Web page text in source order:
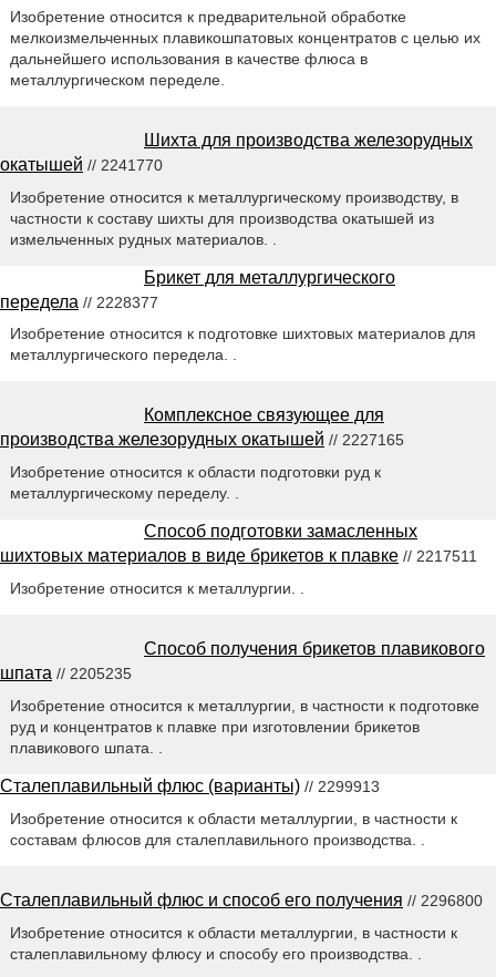
Изобретение относится к предварительной обработке
мелкоизмельченных плавикошпатовых концентратов с целью их
дальнейшего использования в качестве флюса в
металлургическом переделе.
Шихта для производства железорудных
окатышей // 2241770
Изобретение относится к металлургическому производству, в
частности к составу шихты для производства окатышей из
измельченных рудных материалов. .
Брикет для металлургического
передела // 2228377
Изобретение относится к подготовке шихтовых материалов для
металлургического передела. .
Комплексное связующее для
производства железорудных окатышей // 2227165
Изобретение относится к области подготовки руд к
металлургическому переделу. .
Способ подготовки замасленных
шихтовых материалов в виде брикетов к плавке // 2217511
Изобретение относится к металлургии. .
Способ получения брикетов плавикового
шпата // 2205235
Изобретение относится к металлургии, в частности к подготовке
руд и концентратов к плавке при изготовлении брикетов
плавикового шпата. .
Сталеплавильный флюс (варианты) // 2299913
Изобретение относится к области металлургии, в частности к
составам флюсов для сталеплавильного производства. .
Сталеплавильный флюс и способ его получения // 2296800
Изобретение относится к области металлургии, в частности к
сталеплавильному флюсу и способу его производства. .